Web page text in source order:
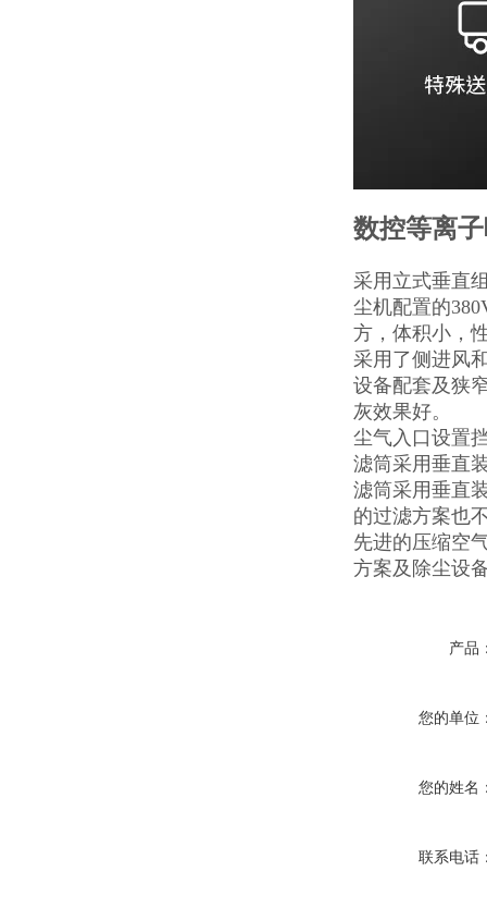
数控等离
采用立式垂直
尘机配置的
方，体积小，
采用了侧进风
设备配套及狭
灰效果好。
尘气入口设置
滤筒采用垂直
滤筒采用垂直
的过滤方案也
先进的压缩空
方案及除尘设
产品
您的单位
您的姓名
联系电话